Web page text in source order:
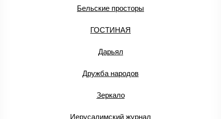
Бельские просторы
ГОСТИНАЯ
Дарьял
Дружба народов
Зеркало
Иерусалимский журнал